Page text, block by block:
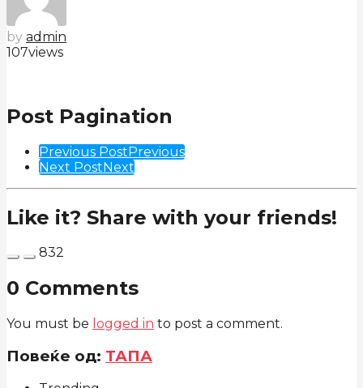
by admin
107views
Post Pagination
Previous PostPrevious
Next PostNext
Like it? Share with your friends!
832
0 Comments
You must be logged in to post a comment.
Повеќе од: ТАПА